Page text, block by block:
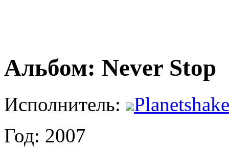
Альбом: Never Stop
Исполнитель:
Год: 2007